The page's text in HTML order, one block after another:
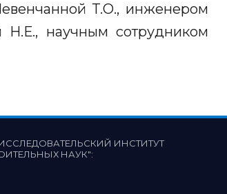
Т.О., инженером
научным сотрудником
ИНСТИТУТ
НАУК":